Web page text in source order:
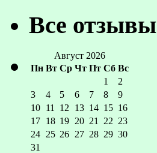
Все отзывы
Август 2026
Пн Вт Ср Чт Пт Сб Вс
1
2
3
4 5 6 7 8
9
10 11 12 13 14 15 16
17 18 19 20 21 22 23
24 25 26 27 28 29 30
31